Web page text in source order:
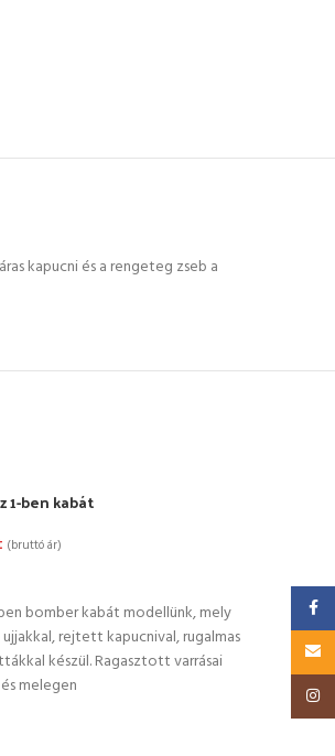
kapucni és a rengeteg zseb a
1-ben kabát
(bruttó ár)
bomber kabát modellünk, mely
rejtett kapucnival, rugalmas
készül. Ragasztott varrásai
melegen
Ez
Email